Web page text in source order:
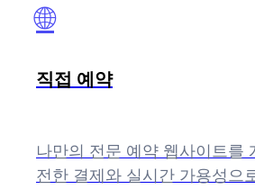
🌐
직접 예약
나만의 전문 예약 웹사이트를
전한 결제와 실시간 가용성으